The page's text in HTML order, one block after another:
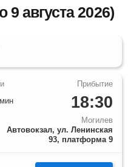
августа 2026)
18:30
Могилев
Автовокзал, ул. Ленинская
93, платформа 9
мин